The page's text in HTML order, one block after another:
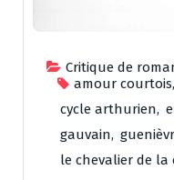
Critique de
amour courtois,
cycle arthurien,
gauvain,
le chevalier de